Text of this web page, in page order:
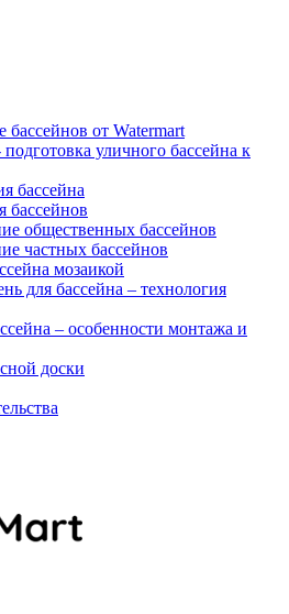
от Watermart
уличного бассейна к
бассейна
бассейнов
общественных бассейнов
частных бассейнов
мозаикой
для бассейна – технология
– особенности монтажа и
доски